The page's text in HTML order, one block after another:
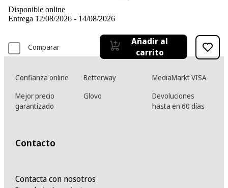
Disponible online
Entrega 12/08/2026 - 14/08/2026
Comparar
Añadir al
carrito
Confianza online Betterway
MediaMarkt VISA
Mejor precio
garantizado
Glovo
Devoluciones
hasta en 60 días
Contacto
Contacta con nosotros